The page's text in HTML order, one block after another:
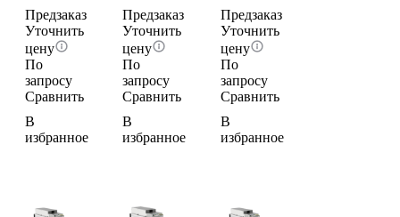
Предзаказ
Уточнить
цену
По
запросу
Сравнить
В
избранное
Предзаказ
Уточнить
цену
По
запросу
Сравнить
В
избранное
Предзаказ
Уточнить
цену
По
запросу
Сравнить
В
избранное